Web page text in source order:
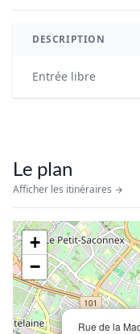
DESCRIPTION
Entrée libre
Le plan
Afficher les itinéraires
Rue de la
+
−